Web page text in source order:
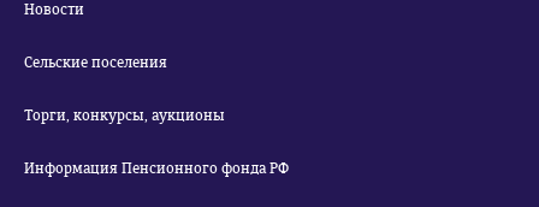
Новости
Сельские поселения
Торги, конкурсы, аукционы
Информация Пенсионного фонда РФ